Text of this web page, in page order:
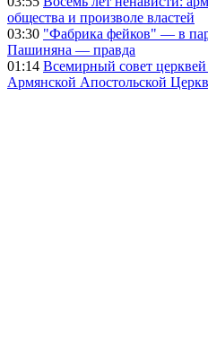
общества и произволе властей
03:30 "Фабрика фейков" — в
Пашиняна — правда
01:14 Всемирный совет
Армянской Апостольской